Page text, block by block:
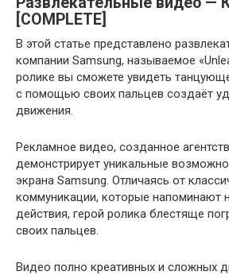
[COMPLETE]
В этой статье представлено
компании Samsung, называемое
ролике вы сможете увидеть
с помощью своих пальцев создаёт
движения.
Рекламное видео, созданное
демонстрирует уникальные
экрана Samsung. Отличаясь от
коммуникации, которые напоминают
действия, герой ролика блестяще
своих пальцев.
Видео полно креативных и сложных